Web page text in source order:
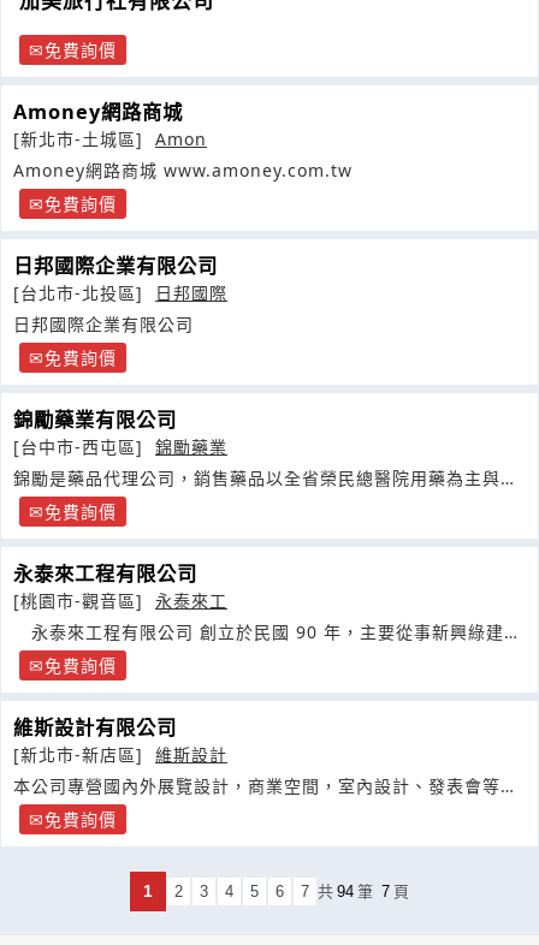
免費詢價
Amoney網路商城
[新北市-土城區]
Amon
Amoney網路商城 www.amoney.com.tw
免費詢價
日邦國際企業有限公司
[台北市-北投區]
日邦國際
日邦國際企業有限公司
免費詢價
錦勵藥業有限公司
[台中市-西屯區]
錦勵藥業
錦勵是藥品代理公司，銷售藥品以全省榮民總醫院用藥為主與各
大藥品製造商有良好之關係
免費詢價
永泰來工程有限公司
[桃園市-觀音區]
永泰來工
永泰來工程有限公司 創立於民國 90 年，主要從事新興綠建築
金屬工程
免費詢價
維斯設計有限公司
[新北市-新店區]
維斯設計
本公司專營國內外展覽設計，商業空間，室內設計、發表會等多
項設計工程及活動企畫服務
免費詢價
1 2 3 4 5 6 7 共 94 筆 7 頁